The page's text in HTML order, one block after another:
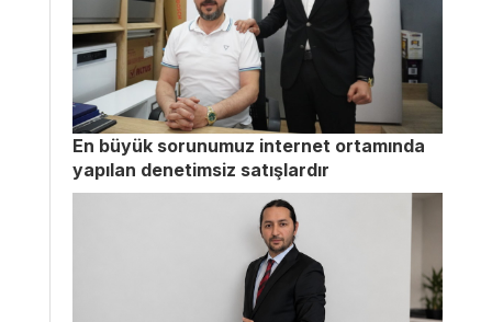
En büyük sorunumuz internet ortamında
yapılan denetimsiz satışlardır